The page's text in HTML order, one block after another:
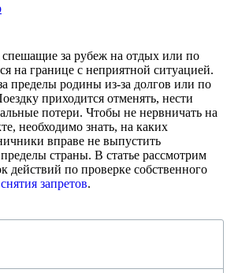
спешащие за рубеж на отдых или по
на границе с неприятной ситуацией.
пределы родины из-за долгов или по
приходится отменять, нести
потери. Чтобы не нервничать на
необходимо знать, на каких
вправе не выпустить
страны. В статье рассмотрим
действий по проверке собственного
снятия запретов.